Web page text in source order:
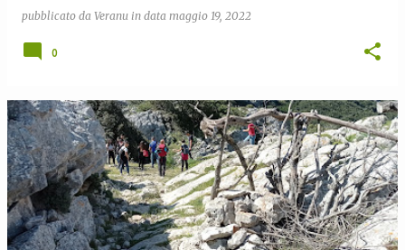
pubblicato da Veranu in data maggio 19, 2022
0